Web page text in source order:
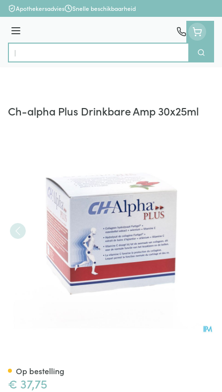
Ga naar de inhoud
Apothekersadvies Snelle beschikbaarheid
Menu
Product, merk, categorie...
Zoek
Ch-alpha Plus Drinkbare Amp 30x25ml
€ 37,75
Op bestelling